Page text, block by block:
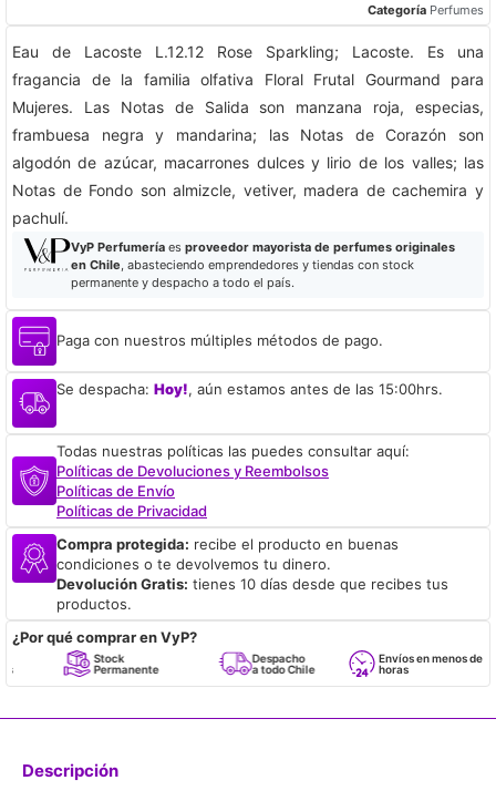
Categoría Perfumes
Eau de Lacoste L.12.12 Rose Sparkling; Lacoste. Es una
fragancia de la familia olfativa Floral Frutal Gourmand para
Mujeres. Las Notas de Salida son manzana roja, especias,
frambuesa negra y mandarina; las Notas de Corazón son
algodón de azúcar, macarrones dulces y lirio de los valles; las
Notas de Fondo son almizcle, vetiver, madera de cachemira y
pachulí.
VyP Perfumeríaes proveedor mayorista de perfumes originales
en Chile, abasteciendo emprendedores y tiendas con stock
permanente y despacho a todo el país.
Paga con nuestros múltiples métodos de pago.
Se despacha: Hoy!, aún estamos antes de las 15:00hrs.
Todas nuestras políticas las puedes consultar aquí:
Políticas de Devoluciones y Reembolsos
Políticas de Envío
Políticas de Privacidad
Compra protegida: recibe el producto en buenas
condiciones o te devolvemos tu dinero.
Devolución Gratis: tienes 10 días desde que recibes tus
productos.
¿Por qué comprar en VyP?
Stock
Permanente
Despacho
a todo Chile
Envíos en menos de 24
horas
Descripción